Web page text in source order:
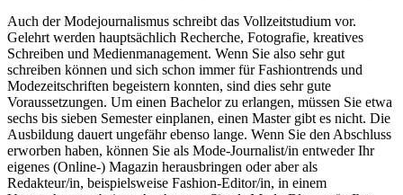
Auch der Modejournalismus schreibt das Vollzeitstudium vor.
Gelehrt werden hauptsächlich Recherche, Fotografie, kreatives
Schreiben und Medienmanagement. Wenn Sie also sehr gut
schreiben können und sich schon immer für Fashiontrends und
Modezeitschriften begeistern konnten, sind dies sehr gute
Voraussetzungen. Um einen Bachelor zu erlangen, müssen Sie etwa
sechs bis sieben Semester einplanen, einen Master gibt es nicht. Die
Ausbildung dauert ungefähr ebenso lange. Wenn Sie den Abschluss
erworben haben, können Sie als Mode-Journalist/in entweder Ihr
eigenes (Online-) Magazin herausbringen oder aber als
Redakteur/in, beispielsweise Fashion-Editor/in, in einem